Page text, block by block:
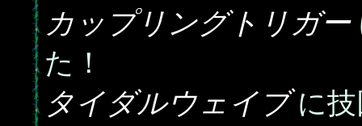
カップリングトリガー
た！
タイダルウェイブに技